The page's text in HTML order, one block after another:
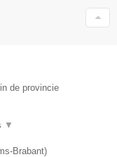
de provincie
▼
Brabant)